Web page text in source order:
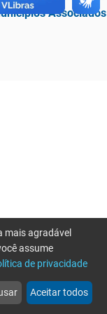
Associados
web more_horiz
Mais
mais agradável
assume
de privacidade
Aceitar todos